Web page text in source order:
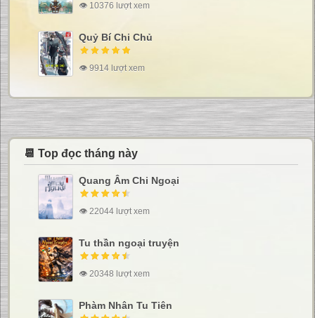
👁 10376 lượt xem
Quỷ Bí Chi Chủ
👁 9914 lượt xem
📆 Top đọc tháng này
Quang Âm Chi Ngoại
👁 22044 lượt xem
Tu thần ngoại truyện
👁 20348 lượt xem
Phàm Nhân Tu Tiên